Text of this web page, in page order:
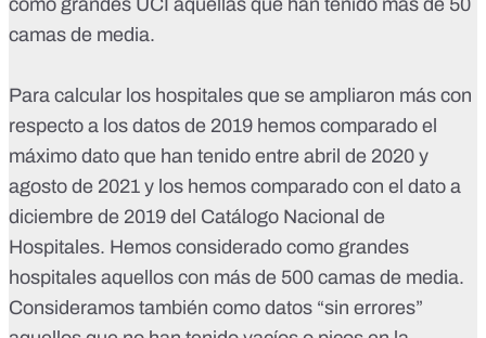
como grandes UCI aquellas que han tenido más de 50
camas de media.
Para calcular los hospitales que se ampliaron más con
respecto a los datos de 2019 hemos comparado el
máximo dato que han tenido entre abril de 2020 y
agosto de 2021 y los hemos comparado con el dato a
diciembre de 2019 del Catálogo Nacional de
Hospitales. Hemos considerado como grandes
hospitales aquellos con más de 500 camas de media.
Consideramos también como datos “sin errores”